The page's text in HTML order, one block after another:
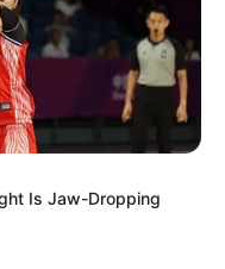
Κουτσελίνη
Is Jaw-Dropping